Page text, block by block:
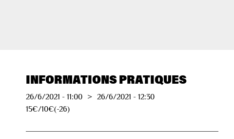
INFORMATIONS PRATIQUES
26/6/2021 -11:00 > 26/6/2021 -12:30
15€/10€(-26)